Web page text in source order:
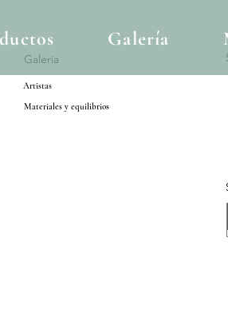
Galería
Artistas
Materiales y equilibrios
Galería